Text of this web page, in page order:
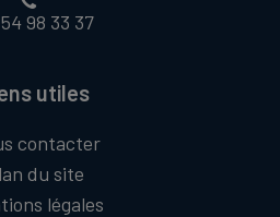
98 33 37
utiles
contacter
du site
légales